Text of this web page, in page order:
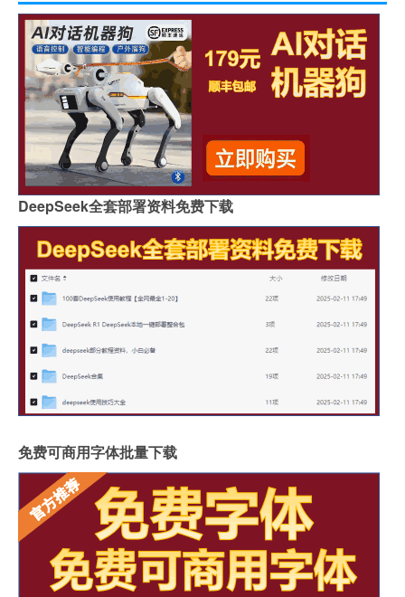
DeepSeek全套部署资料免费下载
免费可商用字体批量下载